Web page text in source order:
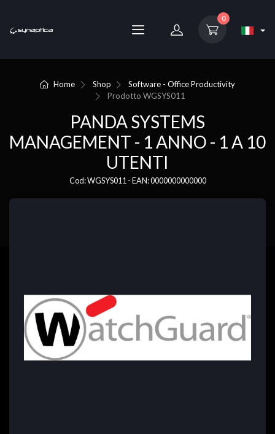
0
Home Shop
Software - Office Productivity
Prodotto WGSYS011
PANDA SYSTEMS
MANAGEMENT - 1 ANNO - 1 A 10
UTENTI
Cod: WGSYS011 - EAN: 0000000000000